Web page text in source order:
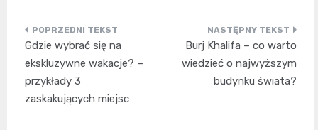
Nawigacja
wpisu
Gdzie wybrać się na
ekskluzywne wakacje? –
przykłady 3
zaskakujących miejsc
Burj Khalifa – co warto
wiedzieć o najwyższym
budynku świata?